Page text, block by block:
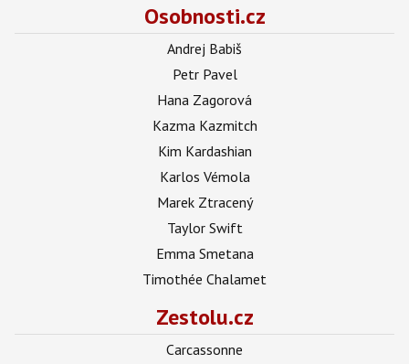
Osobnosti.cz
Andrej Babiš
Petr Pavel
Hana Zagorová
Kazma Kazmitch
Kim Kardashian
Karlos Vémola
Marek Ztracený
Taylor Swift
Emma Smetana
Timothée Chalamet
Zestolu.cz
Carcassonne